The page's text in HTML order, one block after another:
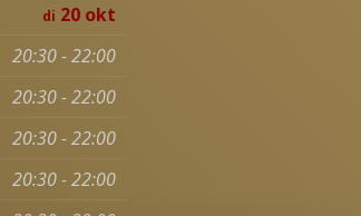
di 20 okt
20:30 - 22:00
20:30 - 22:00
20:30 - 22:00
20:30 - 22:00